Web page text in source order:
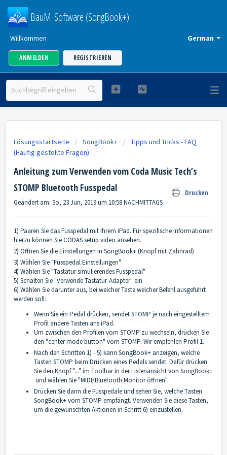
BauM-Software (SongBook+)
German
Willkommen
ANMELDEN REGISTRIEREN
Lösungsstartseite SongBook+
Tipps und Tricks - FAQ
(Häufig gestellte Fragen)
Anleitung zum Verwenden vom Coda Music Tech’s
STOMP Bluetooth Fusspedal
Drucken
Geändert am: So, 23 Jun, 2019 um 10:58 NACHMITTAGS
1) Paaren Sie das Fusspedal mit Ihrem iPad. Für spezifische Informationen
hierzu können Sie CODASsetup video ansehen.
2) Öffnen Sie die Einstellungen in SongBook+ (Knopf mit Zahnrad)
3) Wählen Sie "Fusspedal Einstellungen"
4) Wählen Sie "Tastatur simulierendes Fusspedal"
5) Schalten Sie "Verwende Tastatur-Adapter" ein
6) Wählen Sie darunter aus, bei welcher Taste welcher Befehl ausgeführt
werden soll:
Wenn Sie ein Pedal drücken, sendet STOMP je nach eingestelltem
Profil andere Tasten ans iPad.
Um zwischen den Profilen vom STOMP zu wechseln, drücken Sie
den "center mode button" vom STOMP. Wir empfehlen Profil 1.
Nach den Schritten 1) - 5) kann SongBook+ anzeigen, welche
Tasten STOMP beim Drücken eines Pedals sendet. Dafür drücken
Sie den Knopf "..." im Toolbar in der Listenansicht von SongBook+
und wählen Sie "MIDI/Bluetooth Monitor öffnen".
Drücken Sie dann die Fusspedale und sehen Sie, welche Tasten
SongBook+ vom STOMP empfängt. Verwenden Sie diese Tasten,
um die gewünschten Aktionen in Schritt 6) einzustellen.